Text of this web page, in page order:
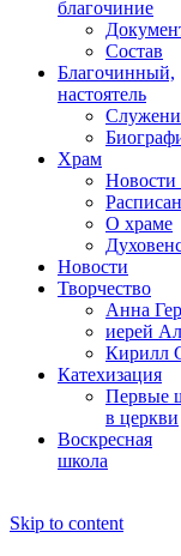
благочиние
Состав
Благочинный,
настоятель
Храм
Новости
О храме
Новости
Творчество
Анна
иерей
Кирилл
Катехизация
Первые
в церкви
Воскресная
школа
Skip to content